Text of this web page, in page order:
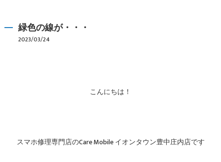
緑色の線が・・・
2023/03/24
こんにちは！
スマホ修理専門店のCare Mobile イオンタウン豊中庄内店です